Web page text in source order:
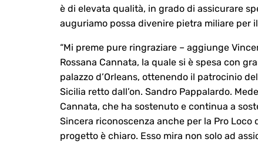
è di elevata qualità, in grado di assicurare
auguriamo possa divenire pietra miliare per il
“Mi preme pure ringraziare – aggiunge
Rossana Cannata, la quale si è spesa con
palazzo d’Orleans, ottenendo il patrocinio
Sicilia retto dall’on. Sandro Pappalardo.
Cannata, che ha sostenuto e continua a
Sincera riconoscenza anche per la Pro
progetto è chiaro. Esso mira non solo ad